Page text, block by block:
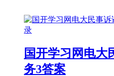
国开学习网电大
务3答案